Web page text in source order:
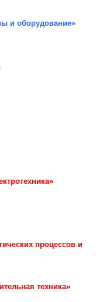
и оборудование»
процессов и
техника»